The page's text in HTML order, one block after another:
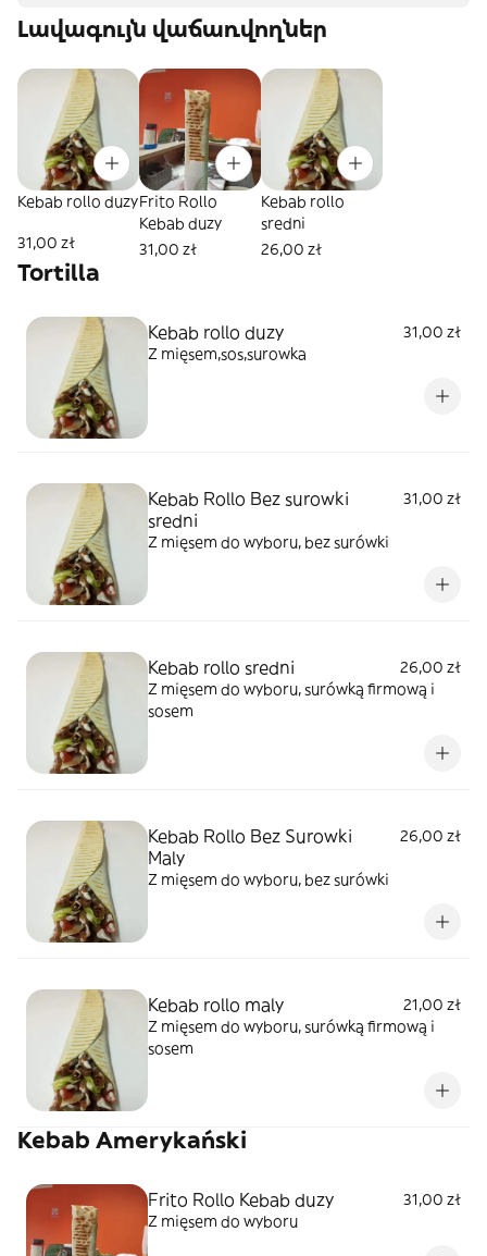
Լավագույն վաճառվողներ
Kebab rollo duzy
31,00 zł
Frito Rollo
Kebab duzy
31,00 zł
Kebab rollo
sredni
26,00 zł
Tortilla
Kebab rollo duzy
31,00 zł
Z mięsem,sos,surowka
Kebab Rollo Bez surowki
sredni
31,00 zł
Z mięsem do wyboru, bez surówki
Kebab rollo sredni
26,00 zł
Z mięsem do wyboru, surówką firmową i
sosem
Kebab Rollo Bez Surowki
Maly
26,00 zł
Z mięsem do wyboru, bez surówki
Kebab rollo maly
21,00 zł
Z mięsem do wyboru, surówką firmową i
sosem
Kebab Amerykański
Frito Rollo Kebab duzy
31,00 zł
Z mięsem do wyboru